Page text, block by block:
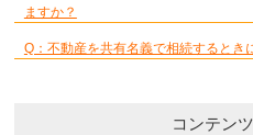
ますか？
Q：不動産を共有名義で相続するとき
コンテン